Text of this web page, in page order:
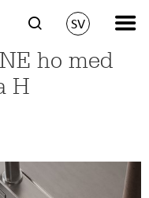
SV
ho med
H